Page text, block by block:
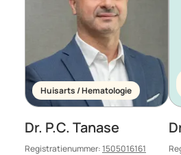
Huisarts / Hematologie
Dr. P.C. Tanase
Registratienummer:1505016161